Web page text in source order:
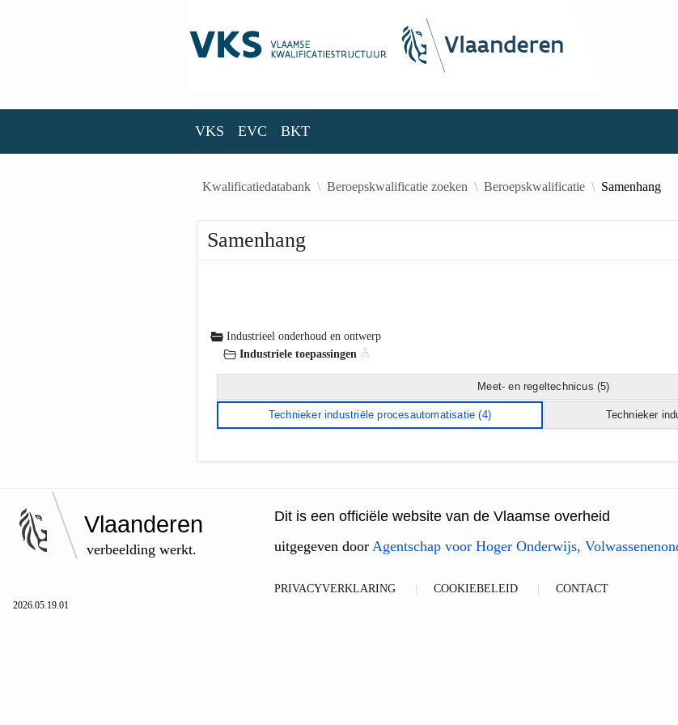
VKS EVC BKT
Kwalificatiedatabank Beroepskwalificatie zoeken Beroepskwalificatie Samenhang
Samenhang
Industrieel onderhoud en ontwerp
Industriele toepassingen
Meet- en regeltechnicus (5)
Technieker industriële procesautomatisatie (4) Technieker
Vlaanderen
verbeelding werkt.
Dit is een officiële website van de Vlaamse overheid
uitgegeven door Agentschap voor Hoger Onderwijs,
PRIVACYVERKLARING COOKIEBELEID CONTACT
2026.05.19.01